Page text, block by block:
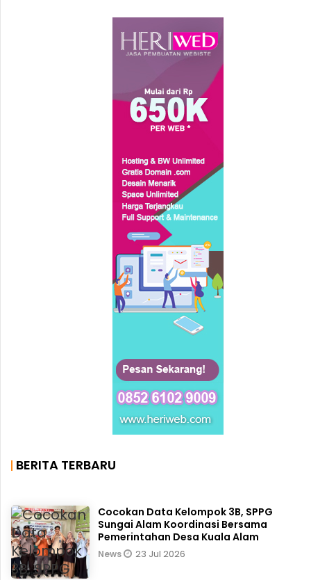
BERITA TERBARU
Cocokan Data Kelompok 3B, SPPG
Sungai Alam Koordinasi Bersama
Pemerintahan Desa Kuala Alam
News 23 Jul 2026